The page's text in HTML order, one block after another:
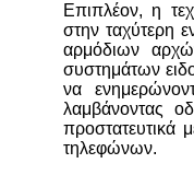
Επιπλέον, η
στην ταχύτερη
αρμόδιων
συστημάτων
να
λαμβάνοντας
προστατευτικά
τηλεφώνων.